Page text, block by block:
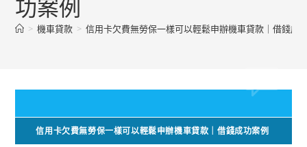
功案例
> 機車貸款 > 信用卡欠費無勞保一樣可以輕鬆申辦機車貸款｜借錢成
信用卡欠費無勞保一樣可以輕鬆申辦機車貸款｜借錢成功案例